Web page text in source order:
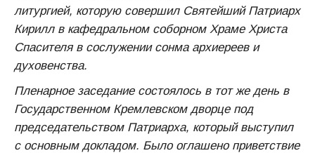
литургией, которую совершил Святейший Патриарх
Кирилл в кафедральном соборном Храме Христа
Спасителя в сослужении сонма архиереев и
духовенства.
Пленарное заседание состоялось в тот же день в
Государственном Кремлевском дворце под
председательством Патриарха, который выступил
с основным докладом. Было оглашено приветствие